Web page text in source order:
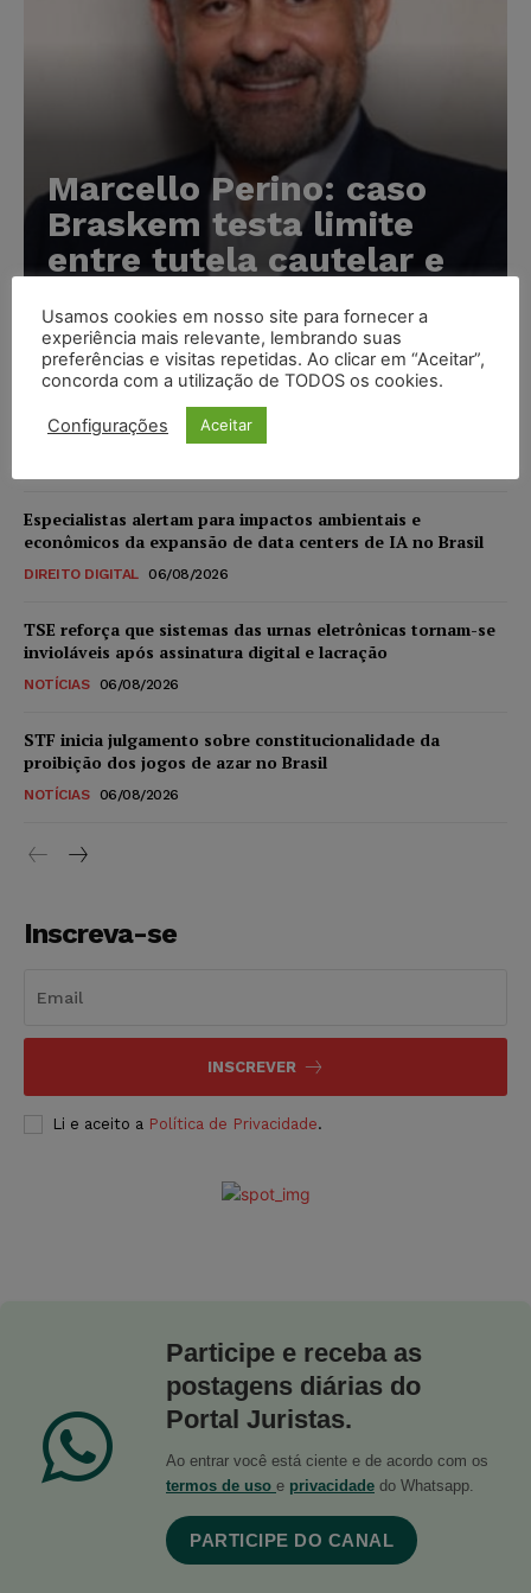
Marcello Perino: caso
Braskem testa limite
entre tutela cautelar e
Karina Silvério - 06/08/2026
IA da Anthropic cria identidades falsas em teste de
segurança e acende alerta sobre riscos de autonomia
Especialistas alertam para impactos ambientais e
econômicos da expansão de data centers de IA no Brasil
DIREITO DIGITAL 06/08/2026
TSE reforça que sistemas das urnas eletrônicas tornam-se
invioláveis após assinatura digital e lacração
NOTÍCIAS 06/08/2026
STF inicia julgamento sobre constitucionalidade da
proibição dos jogos de azar no Brasil
NOTÍCIAS 06/08/2026
Inscreva-se
INSCREVER
Li e aceito a Política de Privacidade.
Participe e receba as
postagens diárias do
Portal Juristas.
Ao entrar você está ciente e de acordo com os
termos de uso e privacidade do Whatsapp.
PARTICIPE DO CANAL
Usamos cookies em nosso site para fornecer a
experiência mais relevante, lembrando suas
preferências e visitas repetidas. Ao clicar em “Aceitar”,
concorda com a utilização de TODOS os cookies.
Configurações Aceitar